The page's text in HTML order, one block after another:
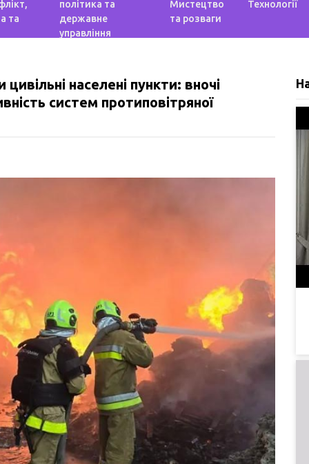
та
політика та
державне
управління
Мистецтво
та розваги
Технології
населені пункти: вночі
систем протиповітряної